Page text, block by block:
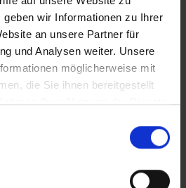
wir Informationen zu Ihrer
an unsere Partner für
und Analysen weiter. Unsere
möglicherweise mit
die Sie ihnen bereitgestellt
Ihrer Nutzung der Dienste
28" Zoll (ETRTO 23→30-622,
für Rennrad. Hält die Luft
Dank bester Materialgüte und
Höchste Zuverlässigkeit, die
hat.